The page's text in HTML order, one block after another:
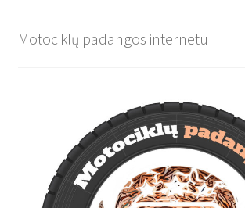
Motociklų padangos internetu